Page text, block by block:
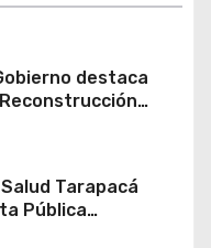
destaca
la inversión
Tarapacá
Tarapacá
Pública